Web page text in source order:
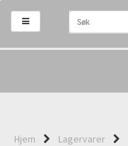
Hjem Lagervarer